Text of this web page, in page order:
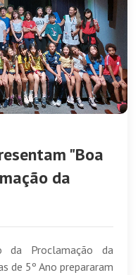
"Boa
da
da Proclamação da
de 5º Ano prepararam